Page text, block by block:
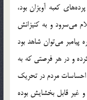
كعبه آویزان بود،
می‌سرود و به كنیزانش
پیامبر می‌توان شاهد بود
و در هر فرصتی كه به
احساسات مردم در تحریك
غیر قابل بخشایش بوده